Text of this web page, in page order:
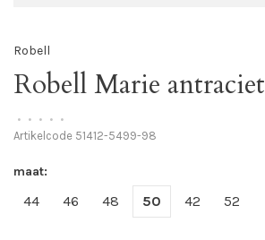
Robell
Robell Marie antraciet
• • • • •
Artikelcode 51412-5499-98
maat:
44 46 48 50 42 52